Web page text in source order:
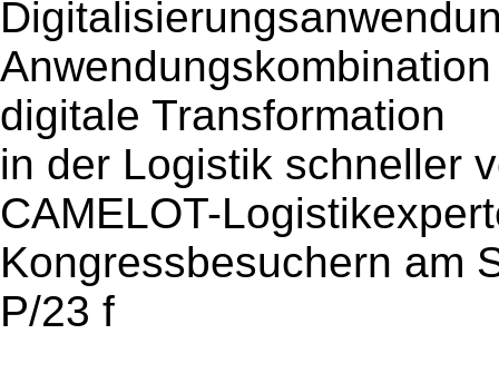
digitale Transformation
in der Logistik schneller
CAMELOT-
Kongressbesuchern am
P/23 f